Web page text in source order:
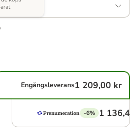
Engångsleverans1 209,00 kr
-6% 1